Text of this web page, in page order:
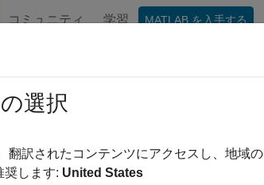
コミュニティ 学習 MATLAB を入手する
選択
翻訳されたコンテンツにアクセスし、地域
奨します: United States